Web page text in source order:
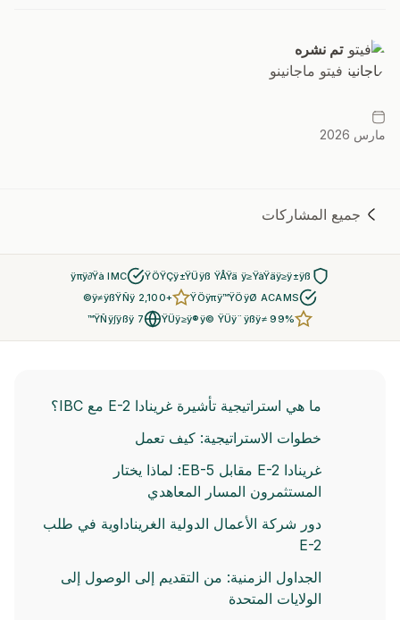
تم نشره
فيتو ماجانينو
مارس 2026
جميع المشاركات
ŸÖŸÇÿ±ŸÜÿß ŸÅŸä ÿ≥ŸàŸäÿ≥ÿ±ÿß
ÿπÿ∂Ÿà IMC
ŸÖÿπÿ™ŸÖÿØ ACAMS
+2,100 ÿ≠ÿßŸÑÿ©
ŸÜÿ≥ÿ®ÿ© ŸÜÿ¨ÿßÿ≠ 99%
7 ŸÑÿ∫ÿßÿ™
ما هي استراتيجية تأشيرة غرينادا E-2 مع IBC؟
خطوات الاستراتيجية: كيف تعمل
غرينادا E-2 مقابل EB-5: لماذا يختار
المستثمرون المسار المعاهدي
دور شركة الأعمال الدولية الغريناداوية في طلب
E-2
الجداول الزمنية: من التقديم إلى الوصول إلى
الولايات المتحدة